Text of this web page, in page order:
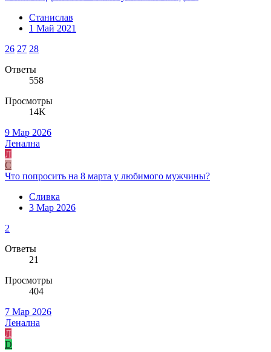
Станислав
1 Май 2021
26 27 28
Ответы
558
Просмотры
14K
9 Мар 2026
Ленална
Л
С
Что попросить на 8 марта у любимого мужчины?
Сливка
3 Мар 2026
2
Ответы
21
Просмотры
404
7 Мар 2026
Ленална
Л
D